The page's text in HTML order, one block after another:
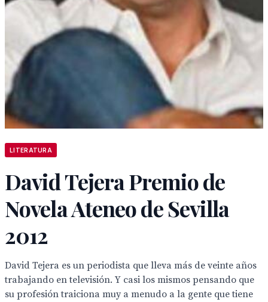
LITERATURA
David Tejera Premio de
Novela Ateneo de Sevilla
2012
David Tejera es un periodista que lleva más de veinte años
trabajando en televisión. Y casi los mismos pensando que
su profesión traiciona muy a menudo a la gente que tiene